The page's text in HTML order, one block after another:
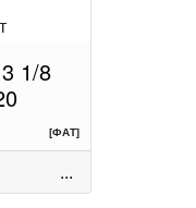
1/8
[ФАТ]
...